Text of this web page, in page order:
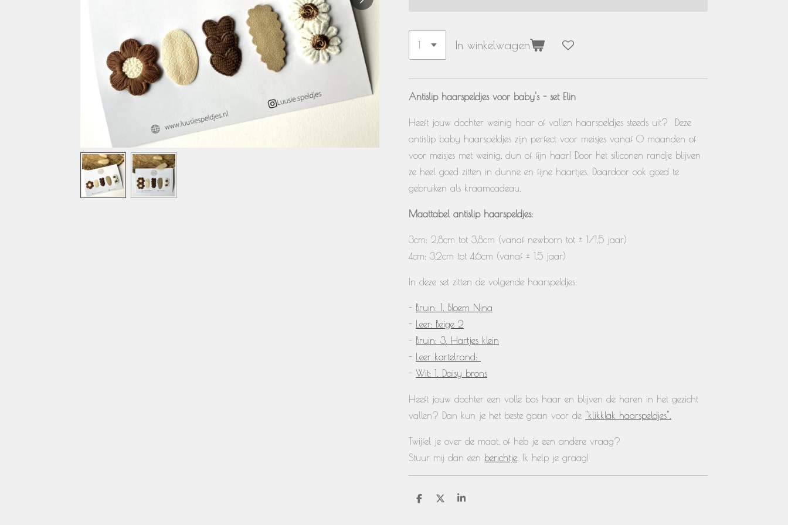
In winkelwagen
Antislip haarspeldjes voor baby's - set Elin
Heeft jouw dochter weinig haar of vallen haarspeldjes steeds uit? Deze
antislip baby haarspeldjes zijn perfect voor meisjes vanaf 0 maanden of
voor meisjes met weinig, dun of fijn haar! Door het siliconen randje blijven
ze heel goed zitten in dunne en fijne haartjes. Daardoor ook goed te
gebruiken als kraamcadeau.
Maattabel antislip haarspeldjes:
3cm: 2,8cm tot 3,8cm (vanaf newborn tot ± 1/1,5 jaar)
4cm: 3,2cm tot 4,6cm (vanaf ± 1,5 jaar)
In deze set zitten de volgende haarspeldjes:
- Bruin: 1. Bloem Nina
-
Leer: Beige 2
- Bruin: 3. Hartjes klein
-
Leer kartelrand:
- Wit: 1. Daisy brons
Heeft jouw dochter een volle bos haar en blijven de haren in het gezicht
vallen? Dan kun je het beste gaan voor de "klikklak haarspeldjes".
Twijfel je over de maat, of heb je een andere vraag?
Stuur mij dan een berichtje . Ik help je graag!
D
D
S